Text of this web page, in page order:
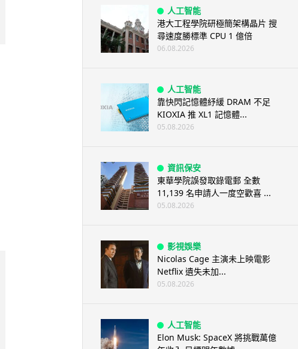
人工智能
港大工程學院研極簡架構晶片 搜
尋速度勝標準 CPU 1 億倍
06.08.2026
人工智能
靠快閃記憶體紓緩 DRAM 不足
KIOXIA 推 XL1 記憶體...
05.08.2026
資訊保安
東華學院誤發取錄電郵 全數
11,139 名申請人一度空歡喜 ...
05.08.2026
影視娛樂
Nicolas Cage 主演未上映電影
Netflix 遺失未加...
05.08.2026
人工智能
Elon Musk: SpaceX 將挑戰萬億